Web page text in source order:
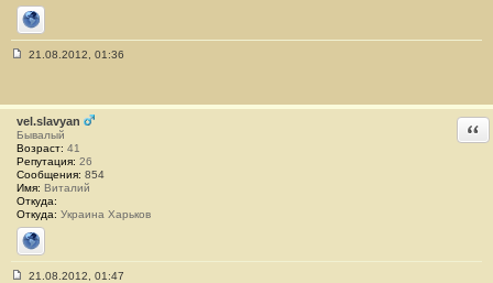
Сайт
б
щ
е
#
1
9
21.08.2012, 01:36
vel.slavyan
Бывалый
Возраст: 41
Репутация: 26
Сообщения: 854
Имя: Виталий
Откуда:
Откуда: Украина Харьков
Сайт
21.08.2012, 01:47